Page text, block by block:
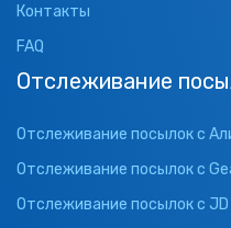
Контакты
FAQ
Отслеживание
Отслеживание посылок с
Отслеживание посылок с
Отслеживание посылок с JD